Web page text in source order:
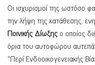
Οι ισχυρισμοί της ωστόσο
την λήψη της κατάθεσης,
Ποινικής Δίωξηςο οποίος
όρια του αυτοφώρου
«Περί Ενδοοικογενειακής